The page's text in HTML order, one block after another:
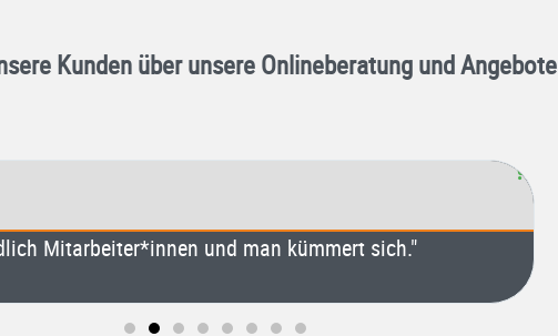
Kunden über unsere Onlineberatung und Angebote
Mitarbeiter*innen und man kümmert sich."